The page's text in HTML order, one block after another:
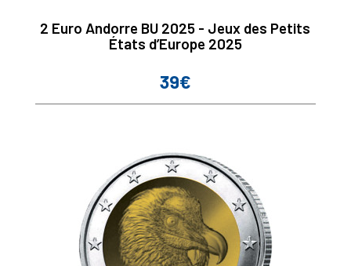
2 Euro Andorre BU 2025 - Jeux des Petits
États d’Europe 2025
Prix
39€